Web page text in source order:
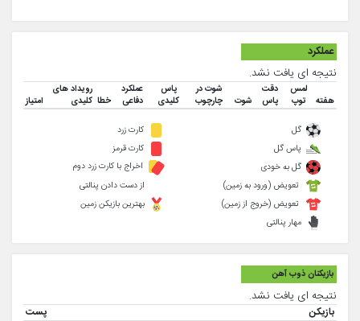
عملکرد
نتیجه ای یافت نشد.
هفته
لمس
توپ
دقت
پاس
شوت
شوت در
چارچوب
پاس
کلیدی
عملکرد
دفاعی
خطا
رویداد های
کلیدی
امتیاز
گل
پاس گل
گل به خودی
کارت زرد
کارت قرمز
اخراج با کارت زرد دوم
تعویض (ورود به زمین)
تعویض (خروج از زمین)
مهار پنالتی
از دست دادن پنالتی
بهترین بازیکن زمین
بازیکنان ذوب آهن
نتیجه ای یافت نشد.
بازیکن پست